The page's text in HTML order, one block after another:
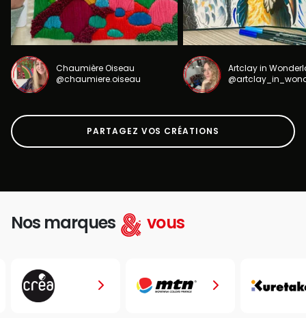
Chaumière Oiseau
@chaumiere.oiseau
Artclay in
PARTAGEZ VOS CRÉATIONS
Nos marques vous